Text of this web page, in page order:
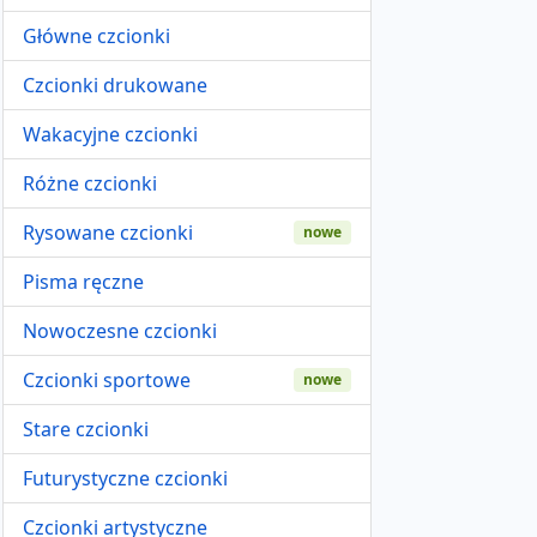
Główne czcionki
Czcionki drukowane
Wakacyjne czcionki
Różne czcionki
Rysowane czcionki
nowe
Pisma ręczne
Nowoczesne czcionki
Czcionki sportowe
nowe
Stare czcionki
Futurystyczne czcionki
Czcionki artystyczne